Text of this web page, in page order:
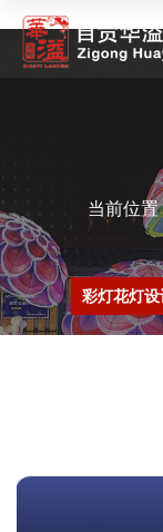
当前位置
彩灯花灯设